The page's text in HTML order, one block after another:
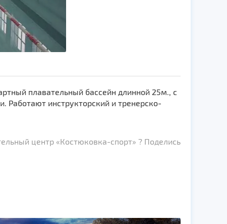
плавательный бассейн длинной 25м., с
инструкторский и тренерско-
центр «Костюковка-спорт» ? Поделись